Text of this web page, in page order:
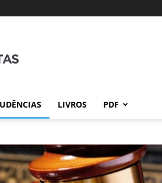
LIVROS PDF